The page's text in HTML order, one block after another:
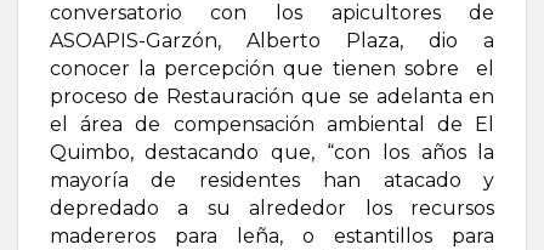
conversatorio con los apicultores de
ASOAPIS-Garzón, Alberto Plaza, dio a
conocer la percepción que tienen sobre el
proceso de Restauración que se adelanta en
el área de compensación ambiental de El
Quimbo, destacando que, “con los años la
mayoría de residentes han atacado y
depredado a su alrededor los recursos
madereros para leña, o estantillos para